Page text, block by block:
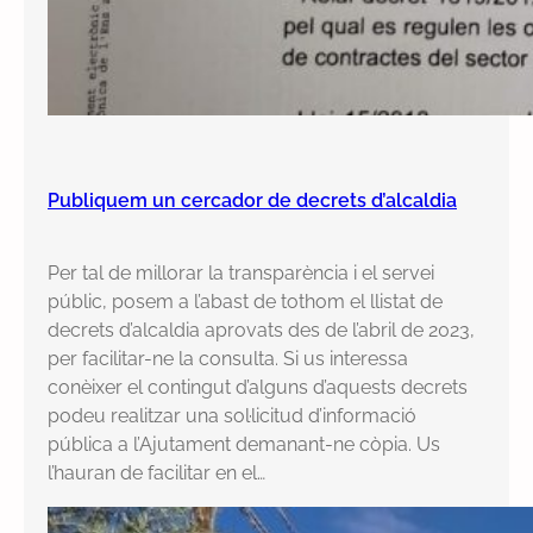
t
r
a
o
r
d
i
n
Publiquem un cercador de decrets d’alcaldia
Per tal de millorar la transparència i el servei
públic, posem a l’abast de tothom el llistat de
decrets d’alcaldia aprovats des de l’abril de 2023,
per facilitar-ne la consulta. Si us interessa
conèixer el contingut d’alguns d’aquests decrets
podeu realitzar una sol·licitud d’informació
pública a l’Ajutament demanant-ne còpia. Us
l’hauran de facilitar en el…